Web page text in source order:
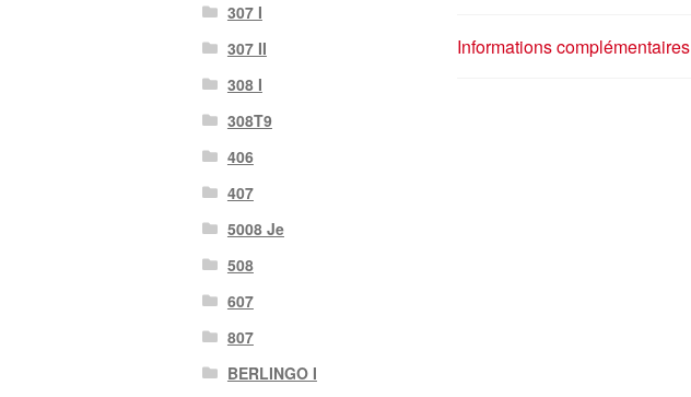
Informations complémentaires
307 I
307 II
308 I
308T9
406
407
5008 Je
508
607
807
BERLINGO I